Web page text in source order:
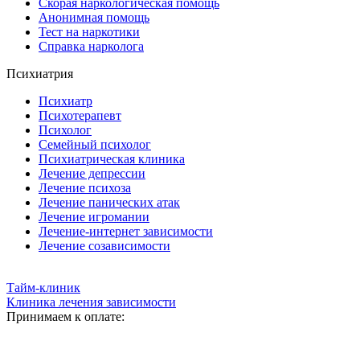
Скорая наркологическая помощь
Анонимная помощь
Тест на наркотики
Справка нарколога
Психиатрия
Психиатр
Психотерапевт
Психолог
Семейный психолог
Психиатрическая клиника
Лечение депрессии
Лечение психоза
Лечение панических атак
Лечение игромании
Лечение-интернет зависимости
Лечение созависимости
Тайм-клиник
Клиника лечения зависимости
Принимаем к оплате: